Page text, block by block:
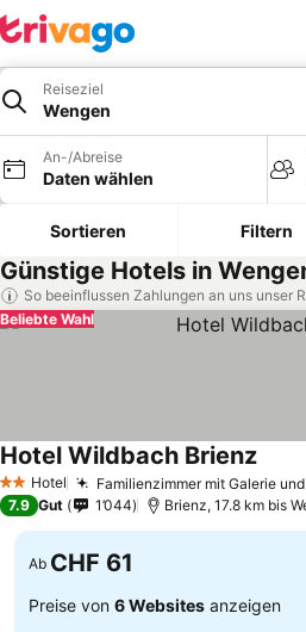
Reiseziel
Wengen
An-/Abreise
Daten wählen
Sortieren Filtern
Günstige Hotels in
So beeinflussen Zahlungen an uns unser
Beliebte Wahl
2 Sterne
Hotel Familienzimmer mit Galerie
Hotel Wildbach Brienz
7.9 Gut 1’044 Brienz, 17.8 km bis
Ab CHF 61
Preise von 6 Websites anzeigen